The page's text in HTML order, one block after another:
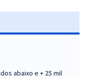
abaixo e + 25 mil